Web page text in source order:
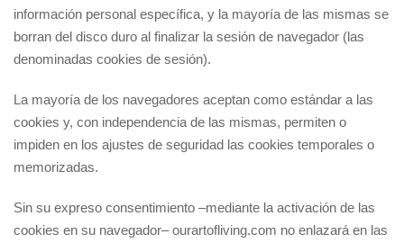
información personal específica, y la mayoría de las mismas se
borran del disco duro al finalizar la sesión de navegador (las
denominadas cookies de sesión).
La mayoría de los navegadores aceptan como estándar a las
cookies y, con independencia de las mismas, permiten o
impiden en los ajustes de seguridad las cookies temporales o
memorizadas.
Sin su expreso consentimiento –mediante la activación de las
cookies en su navegador– ourartofliving.com no enlazará en las